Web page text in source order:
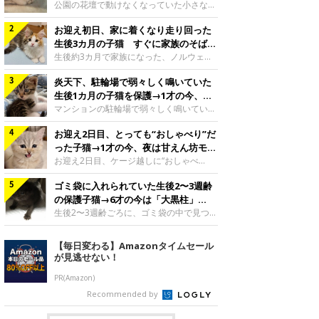
と“姉妹”のような関係に
公園の花壇で動けなくなっていた小さな子
猫。家族に迎えられてから6年、先住猫と
の間には深い絆が育まれていました。保護
当時のティダちゃん。
@muumuu62197189紹介するのは、
X（旧Twitter）ユーザー
@muumuu62197189さんの愛猫・ティダ
ちゃん（取材時6才）の成長記録です。こ
ちらは、生後3カ月ごろのティダちゃん。
飼い主さんが出会ったのは、夜から大雨に
なると予報されていた日の夕方でした。花
壇で動けずにいた子猫保護したばかりのテ
ィダちゃん。@muumuu62197189飼い主
さんは、公園の
お迎え初日、家に着くなり走り回った
生後3カ月の子猫 すぐに家族のそばで
落ち着く姿に「迎えてよかった」
生後約3カ月で家族になった、ノルウェー
ジャンフォレストキャットの子猫。お迎え
翌日には、すでに家でくつろぐ様子を見せ
ていました。お迎え翌日、ベッドでうとう
とするむうちゃんお迎え翌日のむうちゃ
ん。@umimugi0304紹介するのは、
Instagramユーザー@umimugi0304さんの
愛猫・むうちゃん（撮影時、生後約3カ月
／ノルウェージャンフォレストキャッ
ト）。こちらは、お迎え翌日に撮影された
一枚。ゴハンをお腹いっぱい食べたむうち
ゃんは眠くなり、飼い主さん夫婦のベッド
でうとうとし始めたのだとか。飼い主さ
炎天下、駐輪場で弱々しく鳴いていた
生後1カ月の子猫を保護→1才の今、筋
肉質でツンデレなコに成長
マンションの駐輪場で弱々しく鳴いてい
た、生後1カ月ほどの子猫。家族に迎えら
れてから1年、体も行動も大きく成長しま
した。炎天下の駐輪場で鳴いていた小さな
子猫保護当時のモモちゃん。@Kingponzu
紹介するのは、X（旧Twitter）ユーザー
@Kingponzuさんの愛猫・モモちゃん（取
材時1才）の成長記録です。こちらは、モ
モちゃんが生後1カ月ごろに撮影された一
枚。飼い主さんの自宅マンションの駐輪場
です。子猫時代のモモちゃん。
@Kingponzuその日は気温が35℃を
お迎え2日目、とっても“おしゃべり”だ
った子猫→1才の今、夜は甘えん坊モー
ドになるコに成長！
お迎え2日目、ケージ越しに“おしゃべ
り”する姿を見せていた子猫。1才になった
今も見せる愛らしい姿にキュンとします。
お迎え2日目、ケージ越しに何かを伝える
ももちゃん“おしゃべり”なももちゃん。
@poocoonyan紹介するのは、Instagram
ユーザー@poocoonyanさんの愛猫・もも
ちゃん（取材時1才／マンチカン）です。
こちらの動画は、ももちゃんが生後2カ月
を過ぎたころ、お迎え2日目に撮影された
もの。新しい環境にゆっくり慣れてもらう
ため、当時はケージの中で過ごしていまし
た。鳴いてアピールするももち
ゴミ袋に入れられていた生後2〜3週齢
の保護子猫→6才の今は「大黒柱」
に！ 美しい黒猫に成長した姿にグッ
とくる
生後2〜3週齢ごろに、ゴミ袋の中で見つか
った小さな命。ミルクから育てられたその
子猫は今、家族に欠かせない存在へと成長
しました。ゴミ袋の中で見つかった、ミニ
モグラのような子猫よちよち歩きをしてい
たころの、生後2〜3週齢ごろのドンちゃ
ん。@doddou_1今回紹介するのは、
X（旧Twitter）ユーザー@doddou_1さん
の愛猫・ドンちゃん（取材時、推定6才／
【毎日変わる】Amazonタイムセール
が見逃せない！
PR(Amazon)
Recommended by